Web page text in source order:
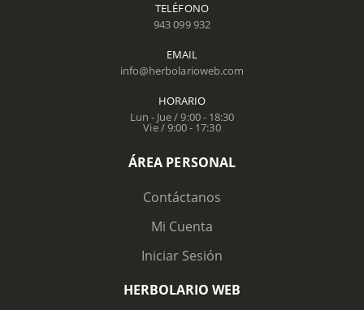
TELÉFONO
943 099 932
EMAIL
info@herbolarioweb.com
HORARIO
Lun - Jue / 9:00 - 18:30
Vie / 9:00 - 17:30
ÁREA PERSONAL
Contáctanos
Mi Cuenta
Iniciar Sesión
HERBOLARIO WEB